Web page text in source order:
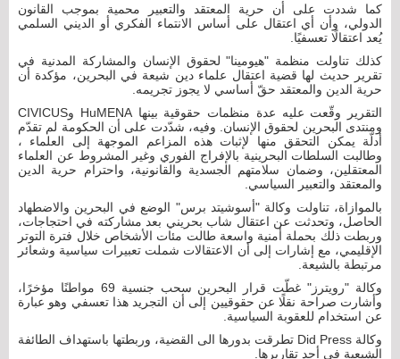
كما شددت على أن حرية المعتقد والتعبير محمية بموجب القانون
الدولي، وأن أي اعتقال على أساس الانتماء الفكري أو الديني السلمي
يُعد اعتقالًا تعسفيًا.
كذلك تناولت منظمة "هيومينا" لحقوق الإنسان والمشاركة المدنية في
تقرير حديث لها قضية اعتقال علماء دين شيعة في البحرين، مؤكدة أن
حرية الدين والمعتقد حقّ أساسي لا يجوز تجريمه.
التقرير وقّعت عليه عدة منظمات حقوقية بينها HuMENA وCIVICUS
ومنتدى البحرين لحقوق الإنسان. وفيه، شدّدت على أن الحكومة لم تقدّم
أدلّة يمكن التحقق منها لإثبات هذه المزاعم الموجهة إلى العلماء ،
وطالبت السلطات البحرينية بالإفراج الفوري وغير المشروط عن العلماء
المعتقلين، وضمان سلامتهم الجسدية والقانونية، واحترام حرية الدين
والمعتقد والتعبير السياسي.
بالموازاة، تناولت وكالة "أسوشيتد برس" الوضع في البحرين والاضطهاد
الحاصل، وتحدثت عن اعتقال شاب بحريني بعد مشاركته في احتجاجات،
وربطت ذلك بحملة أمنية واسعة طالت مئات الأشخاص خلال فترة التوتر
الإقليمي، مع إشارات إلى أن الاعتقالات شملت تعبيرات سياسية وشعائر
مرتبطة بالشيعة.
وكالة "رويترز" غطّت قرار البحرين سحب جنسية 69 مواطنًا مؤخرًا،
وأشارت صراحة نقلًا عن حقوقيين إلى أن التجريد هذا تعسفي وهو عبارة
عن استخدام للعقوبة السياسية.
وكالة Did Press تطرقت بدورها الى القضية، وربطتها باستهداف الطائفة
الشيعية في أحد تقاريرها.